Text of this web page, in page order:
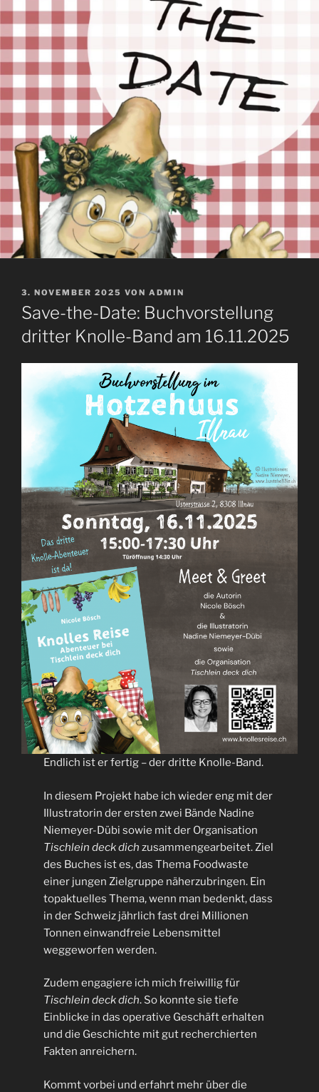
VERÖFFENTLICHT
AM
3. NOVEMBER 2025 VON ADMIN
Save-the-Date: Buchvorstellung
dritter Knolle-Band am 16.11.2025
Endlich ist er fertig – der dritte Knolle-Band.
In diesem Projekt habe ich wieder eng mit der
Illustratorin der ersten zwei Bände Nadine
Niemeyer-Dübi sowie mit der Organisation
Tischlein deck dich zusammengearbeitet. Ziel
des Buches ist es, das Thema Foodwaste
einer jungen Zielgruppe näherzubringen. Ein
topaktuelles Thema, wenn man bedenkt, dass
in der Schweiz jährlich fast drei Millionen
Tonnen einwandfreie Lebensmittel
weggeworfen werden.
Zudem engagiere ich mich freiwillig für
Tischlein deck dich. So konnte sie tiefe
Einblicke in das operative Geschäft erhalten
und die Geschichte mit gut recherchierten
Fakten anreichern.
Kommt vorbei und erfahrt mehr über die